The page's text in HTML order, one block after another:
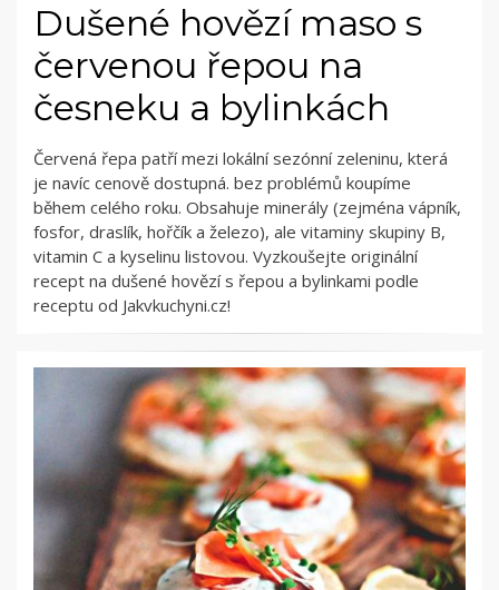
Dušené hovězí maso s
červenou řepou na
česneku a bylinkách
Červená řepa patří mezi lokální sezónní zeleninu, která
je navíc cenově dostupná. bez problémů koupíme
během celého roku. Obsahuje minerály (zejména vápník,
fosfor, draslík, hořčík a železo), ale vitaminy skupiny B,
vitamin C a kyselinu listovou. Vyzkoušejte originální
recept na dušené hovězí s řepou a bylinkami podle
receptu od Jakvkuchyni.cz!